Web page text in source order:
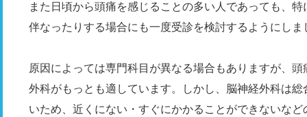
また日頃から頭痛を感じることの多い人であっても、
伴なったりする場合にも一度受診を検討するようにしま
原因によっては専門科目が異なる場合もありますが、
外科がもっとも適しています。しかし、脳神経外科は
いため、近くにない・すぐにかかることができないな